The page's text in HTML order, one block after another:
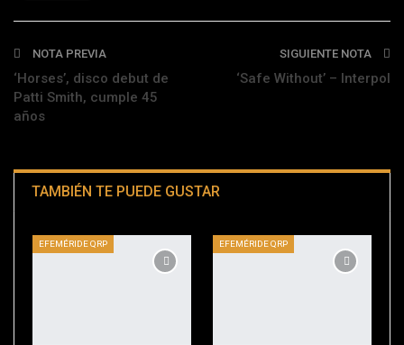
Telegram
NOTA PREVIA
‘Horses’, disco debut de
Patti Smith, cumple 45
años
SIGUIENTE NOTA
‘Safe Without’ – Interpol
TAMBIÉN TE PUEDE GUSTAR
EFEMÉRIDE QRP EFEMÉRIDE QRP